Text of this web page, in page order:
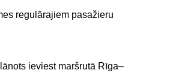
regulārajiem pasažieru
ieviest maršrutā Rīga–